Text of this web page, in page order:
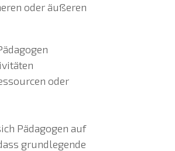
oder äußeren
oder
Pädagogen auf
grundlegende